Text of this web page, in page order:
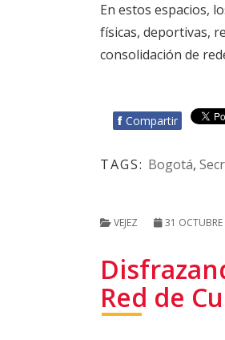
En estos espacios,
físicas, deportivas,
consolidación de
f Compartir
TAGS: Bogotá,
VEJEZ 31
Red de